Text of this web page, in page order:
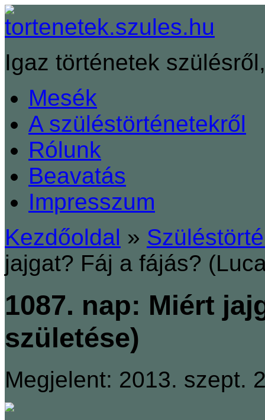
Igaz történetek
Mesék
A szüléstörténetekről
Rólunk
Beavatás
Impresszum
Kezdőoldal »
jajgat? Fáj a fájás?
1087. nap: Miért
születése)
Megjelent: 2013. szept.